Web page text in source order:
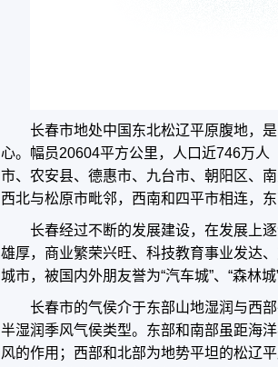
长春市地处中国东北松辽平原腹地，
心。幅员20604平方公里，人口近746万
市、农安县、德惠市、九台市、朝阳区、
西北与松原市毗邻，西南和四平市相连，
长春经过不断的发展建设，在发展上
雄厚，商业繁荣兴旺、科技教育事业发达
城市，被国内外朋友誉为“汽车城”、“森林城
长春市的气侯介于东部山地湿润与西
半湿润季风气侯类型。东部和南部虽距海
风的作用；西部和北部为地势平坦的松辽